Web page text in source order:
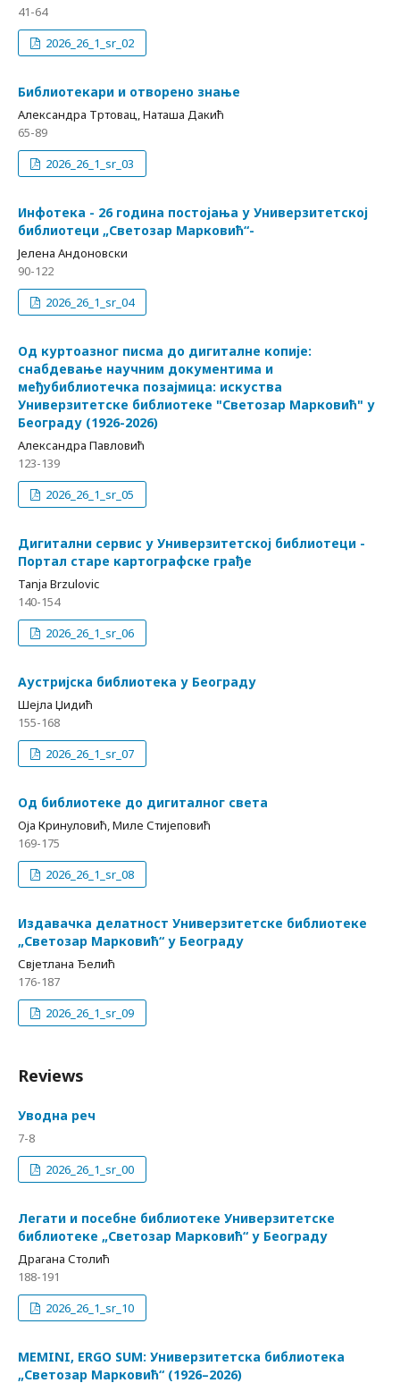
41-64
2026_26_1_sr_02
Библиотекари и отворено знање
Александра Тртовац, Наташа Дакић
65-89
2026_26_1_sr_03
Инфотека - 26 година постојања у Универзитетској
библиотеци „Светозар Марковић“-
Јелена Андоновски
90-122
2026_26_1_sr_04
Од куртоазног писма до дигиталне копије:
снабдевање научним документима и
међубиблиотечка позајмица: искуства
Универзитетске библиотеке "Светозар Марковић" у
Београду (1926-2026)
Александра Павловић
123-139
2026_26_1_sr_05
Дигитални сервис у Универзитетској библиотеци -
Портал старе картографске грађе
Tanja Brzulovic
140-154
2026_26_1_sr_06
Аустријска библиотека у Београду
Шејла Џидић
155-168
2026_26_1_sr_07
Од библиотеке до дигиталног света
Оја Кринуловић, Миле Стијеповић
169-175
2026_26_1_sr_08
Издавачка делатност Универзитетске библиотеке
„Светозар Марковић“ у Београду
Свјетлана Ђелић
176-187
2026_26_1_sr_09
Reviews
Уводна реч
7-8
2026_26_1_sr_00
Легати и посебне библиотеке Универзитетске
библиотеке „Светозар Марковић“ у Београду
Драгана Столић
188-191
2026_26_1_sr_10
MEMINI, ERGO SUM: Универзитетска библиотека
„Светозар Марковић“ (1926–2026)